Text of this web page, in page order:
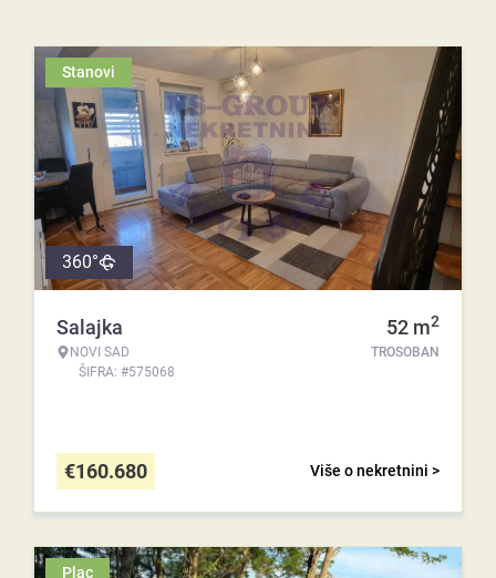
Stanovi
360°
Salajka
NOVI SAD
ŠIFRA: #575068
52 m2
TROSOBAN
Više o nekretnini >
€160.680
Plac